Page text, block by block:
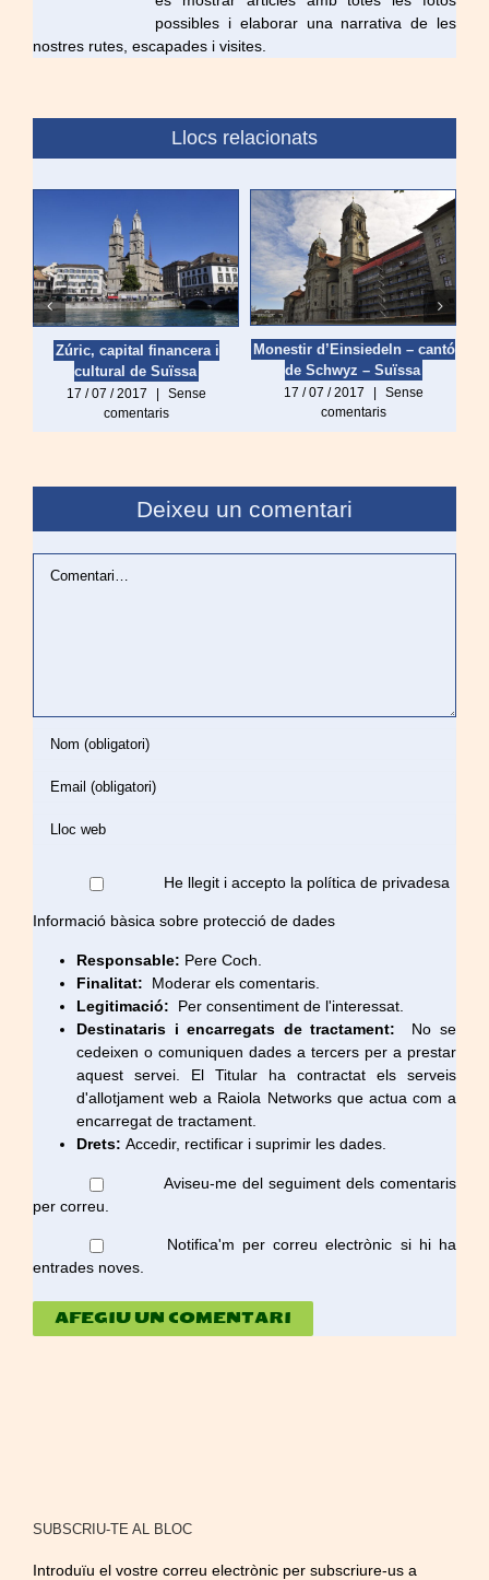
possibles i elaborar una narrativa de les
nostres rutes, escapades i visites.
Llocs relacionats
Zúric, capital financera i
cultural de Suïssa
17 / 07 / 2017
Sense
comentaris
Monestir d’Einsiedeln – cantó
de Schwyz – Suïssa
17 / 07 / 2017 |
Sense
comentaris
Deixeu un comentari
He llegit i accepto la política de privadesa
Informació bàsica sobre protecció de dades
Responsable: Pere Coch.
Finalitat: Moderar els comentaris.
Legitimació: Per consentiment de l'interessat.
Destinataris i encarregats de tractament: No se
cedeixen o comuniquen dades a tercers per a prestar
aquest servei. El Titular ha contractat els serveis
d'allotjament web a Raiola Networks que actua com a
encarregat de tractament.
Drets: Accedir, rectificar i suprimir les dades.
Aviseu-me del seguiment dels comentaris
per correu.
Notifica'm per correu electrònic si hi ha
entrades noves.
SUBSCRIU-TE AL BLOC
Introduïu el vostre correu electrònic per subscriure-us a